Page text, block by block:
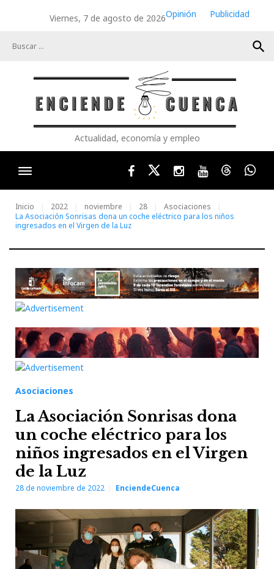
Viernes, 7 de agosto de 2026Opinión
Publicidad
search
Actualidad, economía y empleo
FacebookTwitterInstagram
YoutubeThreads
Inicio 2022 noviembre 28
Asociaciones
La Asociación Sonrisas dona un coche eléctrico para los niños
ingresados en el Virgen de la Luz
Asociaciones
La Asociación Sonrisas dona
un coche eléctrico para los
niños ingresados en el Virgen
de la Luz
28 de noviembre de 2022 EnciendeCuenca